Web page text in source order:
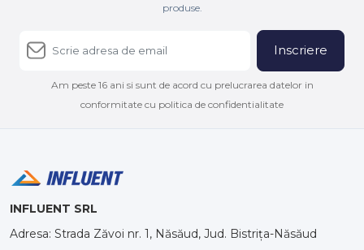
produse.
Inscriere
Am peste 16 ani si sunt de acord cu prelucrarea datelor in
conformitate cu politica de confidentialitate
INFLUENT SRL
Adresa: Strada Zăvoi nr. 1, Năsăud, Jud. Bistrița-Năsăud